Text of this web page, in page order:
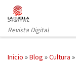
Saltar al contenido
Revista Digital
Inicio »Blog »Cultura »